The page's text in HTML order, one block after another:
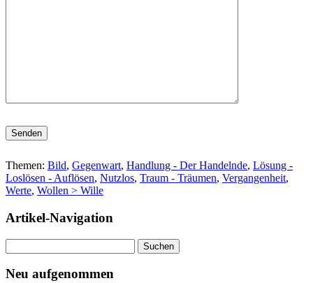
Bitte lasse dieses Feld leer.
Themen: Bild, Gegenwart, Handlung - Der Handelnde, Lösung -
Loslösen - Auflösen, Nutzlos, Traum - Träumen, Vergangenheit,
Werte, Wollen > Wille
Artikel-Navigation
nach:
Neu aufgenommen